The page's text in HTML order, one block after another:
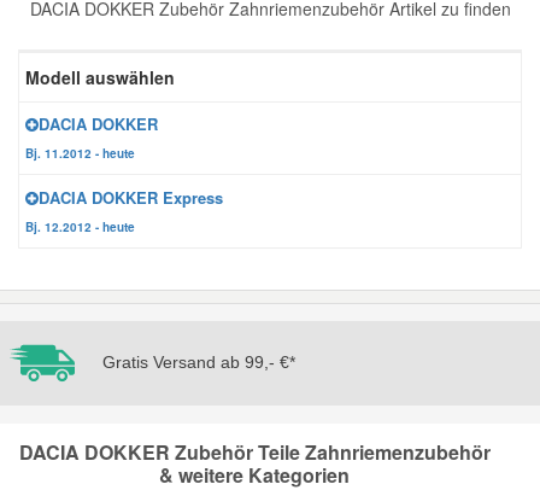
DACIA DOKKER Zubehör Zahnriemenzubehör Artikel zu finden
Modell auswählen
DACIA DOKKER
Bj. 11.2012 - heute
DACIA DOKKER Express
Bj. 12.2012 - heute
Gratis Versand ab 99,- €*
DACIA DOKKER Zubehör Teile Zahnriemenzubehör
& weitere Kategorien
Zündanlage und Glühanlage
Jeep Ersatzteile
Kia Ersatzteile